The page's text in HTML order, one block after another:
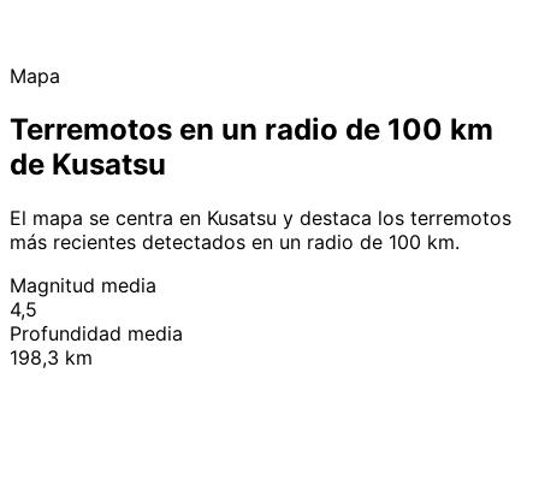
Mapa
Terremotos en un radio de 100 km
de Kusatsu
El mapa se centra en Kusatsu y destaca los terremotos
más recientes detectados en un radio de 100 km.
Magnitud media
4,5
Profundidad media
198,3 km